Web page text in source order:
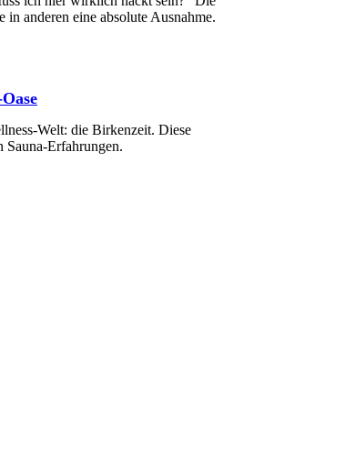
anderen eine absolute Ausnahme.
Welt: die Birkenzeit. Diese
Sauna-Erfahrungen.